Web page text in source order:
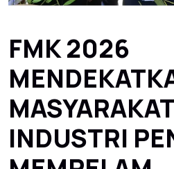
FMK 2026
INDUSTRI